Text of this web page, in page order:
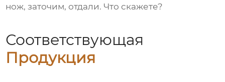
нож, заточим, отдали. Что скажете?
Соответствующая
Продукция